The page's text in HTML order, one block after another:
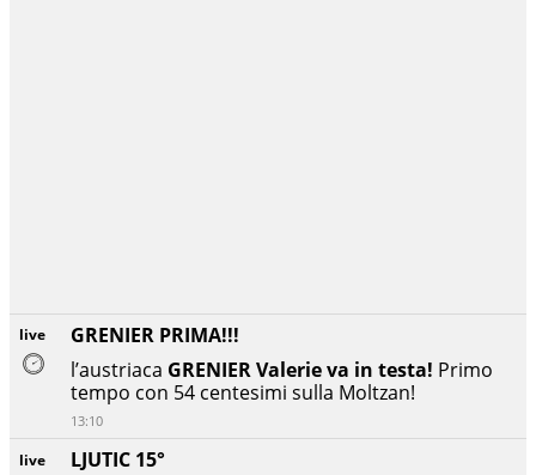
live
LJUTIC 15°
live
GRENIER PRIMA!!!
l’austriaca GRENIER Valerie va in testa! Primo
tempo con 54 centesimi sulla Moltzan!
13:10